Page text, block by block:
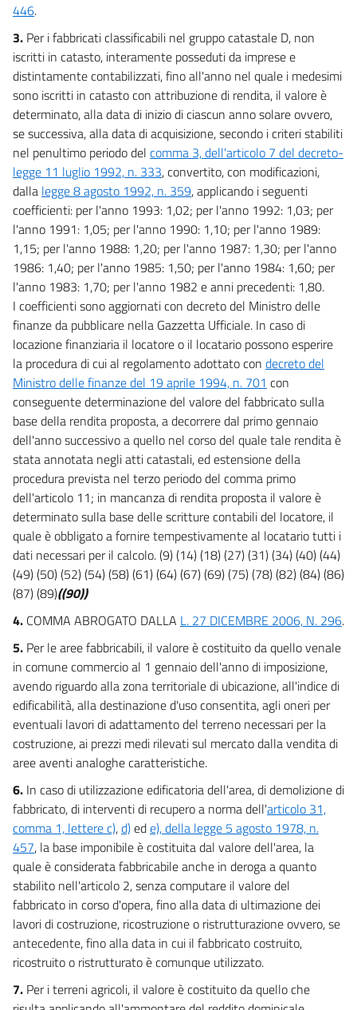
Capo I
TASSE AUTOMOBILISTICHE REGIONALI
23
24
25
26
27
TITOLO IV
TRASFERIMENTI ERARIALI
AGLI ENTI LOCALI
Capo I
DISCIPLINA DEI TRASFERIMENTI
ERARIALI PER IL 1993
28
29
30
31
32
33
TITOLO IV
TRASFERIMENTI ERARIALI
AGLI ENTI LOCALI
Capo II
DISCIPLINA A REGIME
DEI TRASFERIMENTI ERARIALI
34
35
36
37
38
39
40
41
42
43
45
46
47
48
49
50
446.
3. Per i fabbricati classificabili nel gruppo catastale D, non
iscritti in catasto, interamente posseduti da imprese e
distintamente contabilizzati, fino all'anno nel quale i medesimi
sono iscritti in catasto con attribuzione di rendita, il valore è
determinato, alla data di inizio di ciascun anno solare ovvero,
se successiva, alla data di acquisizione, secondo i criteri stabiliti
nel penultimo periodo del comma 3, dell'articolo 7 del decreto-
legge 11 luglio 1992, n. 333, convertito, con modificazioni,
dalla legge 8 agosto 1992, n. 359, applicando i seguenti
coefficienti: per l'anno 1993: 1,02; per l'anno 1992: 1,03; per
l'anno 1991: 1,05; per l'anno 1990: 1,10; per l'anno 1989:
1,15; per l'anno 1988: 1,20; per l'anno 1987: 1,30; per l'anno
1986: 1,40; per l'anno 1985: 1,50; per l'anno 1984: 1,60; per
l'anno 1983: 1,70; per l'anno 1982 e anni precedenti: 1,80.
I coefficienti sono aggiornati con decreto del Ministro delle
finanze da pubblicare nella Gazzetta Ufficiale. In caso di
locazione finanziaria il locatore o il locatario possono esperire
la procedura di cui al regolamento adottato con decreto del
Ministro delle finanze del 19 aprile 1994, n. 701 con
conseguente determinazione del valore del fabbricato sulla
base della rendita proposta, a decorrere dal primo gennaio
dell'anno successivo a quello nel corso del quale tale rendita è
stata annotata negli atti catastali, ed estensione della
procedura prevista nel terzo periodo del comma primo
dell'articolo 11; in mancanza di rendita proposta il valore è
determinato sulla base delle scritture contabili del locatore, il
quale è obbligato a fornire tempestivamente al locatario tutti i
dati necessari per il calcolo. (9) (14) (18) (27) (31) (34) (40) (44)
(49) (50) (52) (54) (58) (61) (64) (67) (69) (75) (78) (82) (84) (86)
(87) (89)((90))
4. COMMA ABROGATO DALLA L. 27 DICEMBRE 2006, N. 296.
5. Per le aree fabbricabili, il valore è costituito da quello venale
in comune commercio al 1 gennaio dell'anno di imposizione,
avendo riguardo alla zona territoriale di ubicazione, all'indice di
edificabilità, alla destinazione d'uso consentita, agli oneri per
eventuali lavori di adattamento del terreno necessari per la
costruzione, ai prezzi medi rilevati sul mercato dalla vendita di
aree aventi analoghe caratteristiche.
6. In caso di utilizzazione edificatoria dell'area, di demolizione di
fabbricato, di interventi di recupero a norma dell'articolo 31,
comma 1, lettere c),d)ede), della legge 5 agosto 1978, n.
457, la base imponibile è costituita dal valore dell'area, la
quale è considerata fabbricabile anche in deroga a quanto
stabilito nell'articolo 2, senza computare il valore del
fabbricato in corso d'opera, fino alla data di ultimazione dei
lavori di costruzione, ricostruzione o ristrutturazione ovvero, se
antecedente, fino alla data in cui il fabbricato costruito,
ricostruito o ristrutturato è comunque utilizzato.
7. Per i terreni agricoli, il valore è costituito da quello che